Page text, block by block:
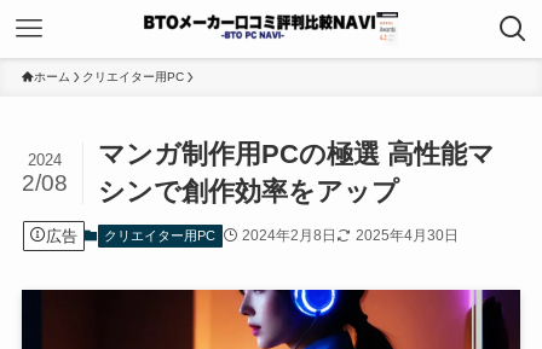
ホーム クリエイター用PC
マンガ制作用PCの極選 高性能マ
シンで創作効率をアップ
2024
2/08
広告 クリエイター用PC 2024年2月8日 2025年4月30日